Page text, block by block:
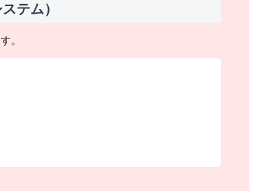
テム）
。